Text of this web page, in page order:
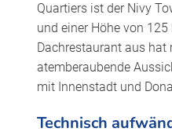
Quartiers ist der Nivy
und einer Höhe von 125
Dachrestaurant aus hat
atemberaubende
mit Innenstadt und
Technisch